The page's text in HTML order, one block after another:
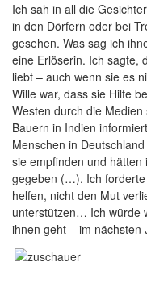
Ich sah in all die
in den Dörfern oder bei
gesehen. Was sag ich
eine Erlöserin. Ich sagte,
liebt – auch wenn sie es
Wille war, dass sie Hilfe
Westen durch die
Bauern in Indien
Menschen in
sie empfinden und
gegeben (…). Ich forderte
helfen, nicht den Mut
unterstützen… Ich würde
ihnen geht – im nächsten